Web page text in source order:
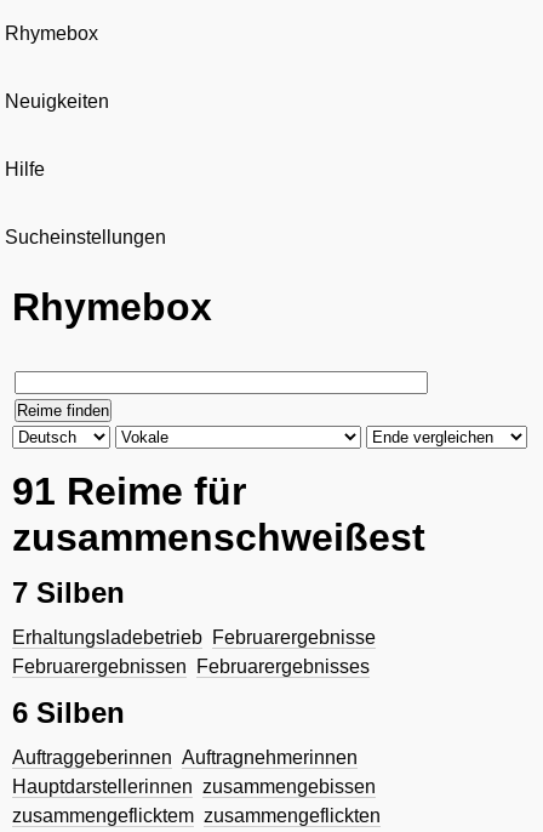
Rhymebox
Neuigkeiten
Hilfe
Sucheinstellungen
Rhymebox
91 Reime für
zusammenschweißest
7 Silben
Erhaltungsladebetrieb Februarergebnisse
Februarergebnissen
Februarergebnisses
6 Silben
Auftraggeberinnen Auftragnehmerinnen
Hauptdarstellerinnen zusammengebissen
zusammengeflicktem zusammengeflickten